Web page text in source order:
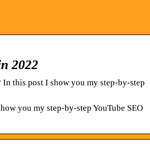
2022
this post I show you my step-by-step
you my step-by-step YouTube SEO